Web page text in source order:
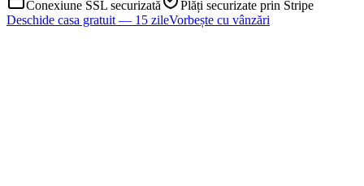
Conexiune SSL securizată
Plăți securizate prin Stripe
Deschide casa gratuit — 15 zileVorbește cu vânzări